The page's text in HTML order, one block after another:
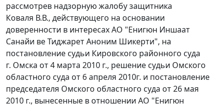
рассмотрев надзорную жалобу защитника
Коваля В.В., действующего на основании
доверенности в интересах АО "Енигюн Иншаат
Санайи ве Тиджарет Аноним Шикерти", на
постановление судьи Кировского районного суда
г. Омска от 4 марта 2010 г., решение судьи Омского
областного суда от 6 апреля 2010г. и постановление
председателя Омского областного суда от 26 мая
2010 г., вынесенные в отношении АО "Енигюн